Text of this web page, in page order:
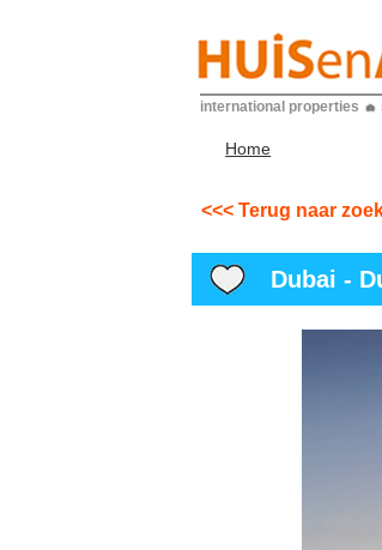
international properties
Home
<<< Terug naar
Dubai -